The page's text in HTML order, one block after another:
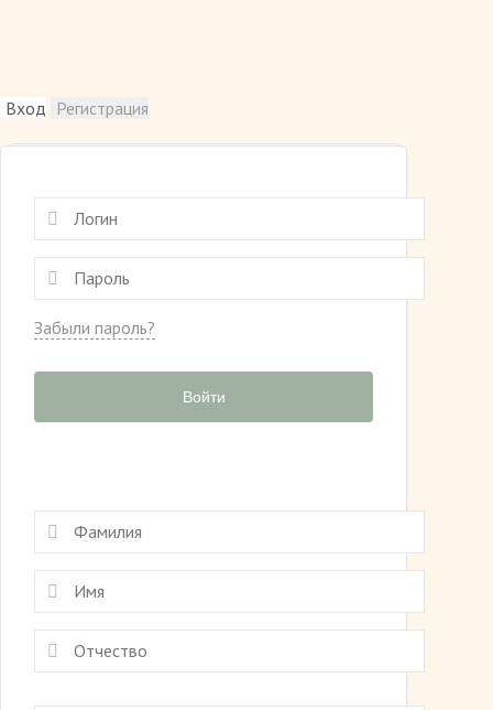
Вход Регистрация
Забыли пароль?
Войти